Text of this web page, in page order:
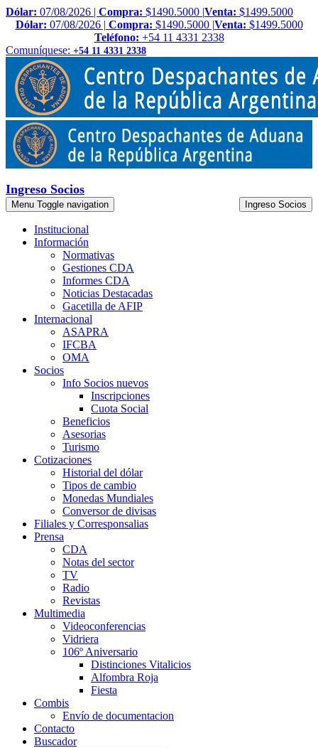
Dólar: 07/08/2026 | Compra: $1490.5000 |Venta: $1499.5000
Dólar: 07/08/2026 | Compra: $1490.5000 |Venta: $1499.5000
Teléfono: +54 11 4331 2338
Comuníquese: +54 11 4331 2338
Ingreso Socios
Menu Toggle navigation Ingreso Socios
Institucional
Información
Normativas
Gestiones CDA
Informes CDA
Noticias Destacadas
Gacetilla de AFIP
Internacional
ASAPRA
IFCBA
OMA
Socios
Info Socios nuevos
Inscripciones
Cuota Social
Beneficios
Asesorias
Turismo
Cotizaciones
Historial del dólar
Tipos de cambio
Monedas Mundiales
Conversor de divisas
Filiales y Corresponsalias
Prensa
CDA
Notas del sector
TV
Radio
Revistas
Multimedia
Videoconferencias
Vidriera
106º Aniversario
Distinciones Vitalicios
Alfombra Roja
Fiesta
Combis
Envío de documentacion
Contacto
Buscador